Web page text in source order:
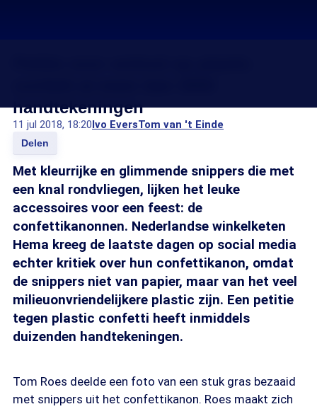
handtekeningen
11 jul 2018, 18:20Ivo EversTom van 't Einde
Delen
Met kleurrijke en glimmende snippers die met
een knal rondvliegen, lijken het leuke
accessoires voor een feest: de
confettikanonnen. Nederlandse winkelketen
Hema kreeg de laatste dagen op social media
echter kritiek over hun confettikanon, omdat
de snippers niet van papier, maar van het veel
milieuonvriendelijkere plastic zijn. Een petitie
tegen plastic confetti heeft inmiddels
duizenden handtekeningen.
Tom Roes deelde een foto van een stuk gras bezaaid
met snippers uit het confettikanon. Roes maakt zich